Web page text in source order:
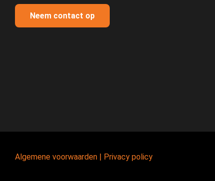
Neem contact op
Algemene voorwaarden | Privacy policy